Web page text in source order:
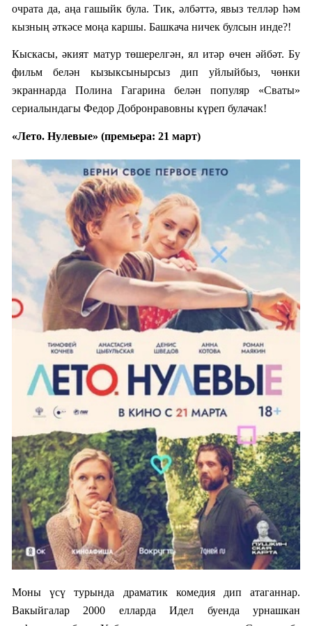
очрата да, аңа гашыйк була. Тик, әлбәттә, явыз телләр һәм
кызның әткәсе моңа каршы. Башкача ничек булсын инде?!
Кыскасы, әкият матур төшерелгән, ял итәр өчен әйбәт. Бу
фильм белән кызыксынырсыз дип уйлыйбыз, чөнки
экраннарда Полина Гагарина белән популяр «Сваты»
сериалындагы Федор Добронравовны күреп булачак!
«Лето. Нулевые» (премьера: 21 март)
Моны үсү турында драматик комедия дип атаганнар.
Вакыйгалар 2000 елларда Идел буенда урнашкан